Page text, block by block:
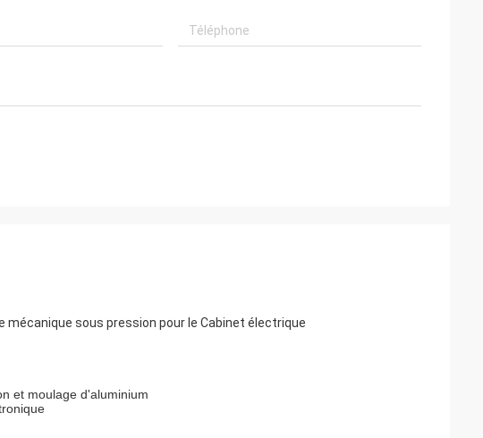
mécanique sous pression pour le Cabinet électrique
et moulage d'aluminium